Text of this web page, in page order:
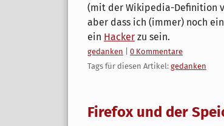
(mit der Wikipedia-Definition
aber dass ich (immer) noch
ein Hacker zu sein.
Kategorien:
gedanken
0 Kommentare
Tags für diesen Artikel: gedanken
Firefox und der